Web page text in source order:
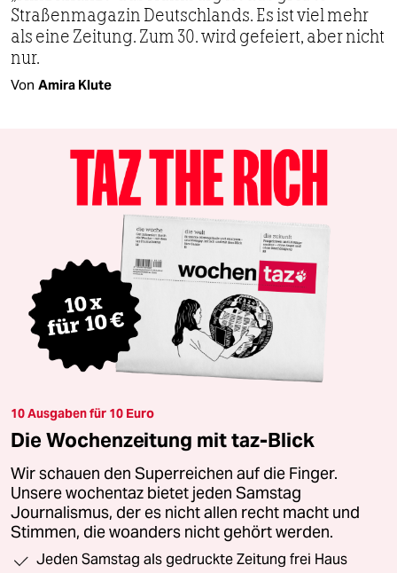
Straßenmagazin Deutschlands. Es ist viel mehr
als eine Zeitung. Zum 30. wird gefeiert, aber nicht
nur.
Von Amira Klute
10 Ausgaben für 10 Euro
Die Wochenzeitung mit taz-Blick
Wir schauen den Superreichen auf die Finger.
Unsere wochentaz bietet jeden Samstag
Journalismus, der es nicht allen recht macht und
Stimmen, die woanders nicht gehört werden.
Jeden Samstag als gedruckte Zeitung frei Haus